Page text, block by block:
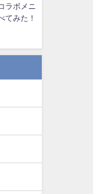
ラボメニ
てみた！